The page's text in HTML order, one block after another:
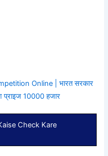
Online | भारत सरकार
प्राइज 10000 हजार
Check Kare